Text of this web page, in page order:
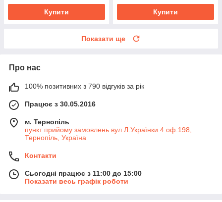
Купити Купити
Показати ще
Про нас
100% позитивних з 790 відгуків за рік
Працює з 30.05.2016
м. Тернопіль
пункт прийому замовлень вул Л.Українки 4 оф.198,
Тернопіль, Україна
Контакти
Сьогодні працює з 11:00 до 15:00
Показати весь графік роботи